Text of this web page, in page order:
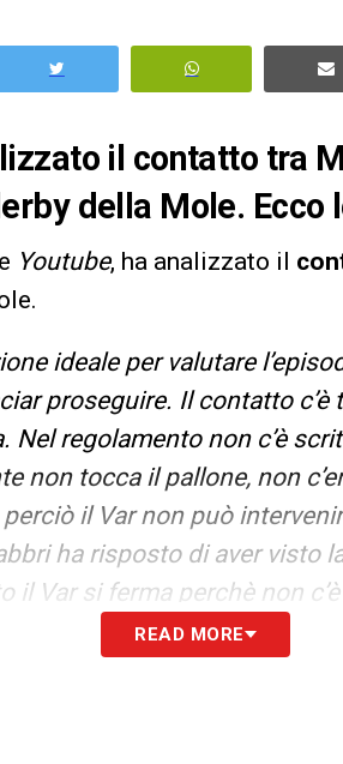
il contatto tra
della Mole. Ecco
Youtube, ha analizzato il
ideale per valutare
proseguire. Il contatto
Nel regolamento non c’è
non tocca il pallone, non
il Var non può
ha risposto di aver visto
il Var si ferma perchè non
TOP NEWS
READ MORE